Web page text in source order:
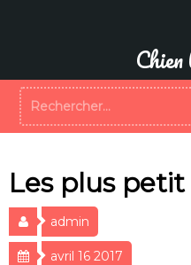
Les plus
admin
avril 16 2017
Rechercher :